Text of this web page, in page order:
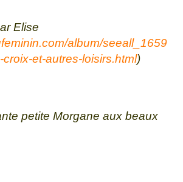
Elise
album/seeall_1659
et-autres-loisirs.html)
petite Morgane aux beaux